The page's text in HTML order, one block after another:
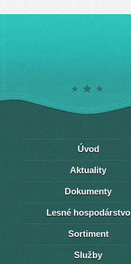
Úvod
Aktuality
Dokumenty
Lesné hospodárstvo
Sortiment
Služby